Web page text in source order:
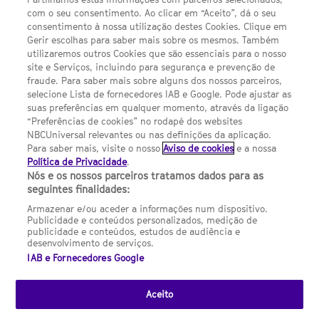
Termos E Condições
FILMES
UMA DIVISÃO DA NBCUNIVERSAL
Contact us by email: contact.SYFYPortugal@ncbuni.com
NBC Universal Global Networks España S.L.U. is wholly owned
by Universal Studios International BV
NBC Universal Global Networks, S.L.U. Paseo de la Castellana,
95. Planta 10 Edificio Torre Europa 28046 Madrid B-82227893
SYFY Portugal is subject to Spanish jurisdiction and regulated
(CNMC).
com o seu consentimento. Ao clicar em “Aceito”, dá o seu
consentimento à nossa utilização destes Cookies. Clique em
Gerir escolhas para saber mais sobre os mesmos. Também
utilizaremos outros Cookies que são essenciais para o nosso
site e Serviços, incluindo para segurança e prevenção de
fraude. Para saber mais sobre alguns dos nossos parceiros,
selecione Lista de fornecedores IAB e Google. Pode ajustar as
suas preferências em qualquer momento, através da ligação
“Preferências de cookies” no rodapé dos websites
NBCUniversal relevantes ou nas definições da aplicação.
Para saber mais, visite o nossoAviso de cookies e a nossa
Política de Privacidade.
Nós e os nossos parceiros tratamos dados para as
seguintes finalidades:
Armazenar e/ou aceder a informações num dispositivo.
Publicidade e conteúdos personalizados, medição de
publicidade e conteúdos, estudos de audiência e
desenvolvimento de serviços.
IAB e Fornecedores Google
Aceito